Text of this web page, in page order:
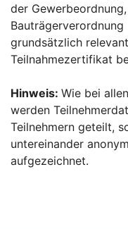
der
Bauträgerverordnung
grundsätzlich
Teilnahmezertifikat
Hinweis: Wie bei
werden
Teilnehmern geteilt,
untereinander
aufgezeichnet.